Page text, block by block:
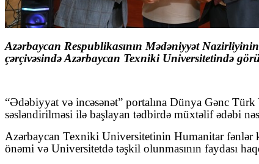
Azərbaycan Respublikasının Mədəniyyət
çərçivəsində Azərbaycan Texniki Universitetində
“Ədəbiyyat və incəsənət” portalına Dünya Gənc
səsləndirilməsi ilə başlayan tədbirdə müxtəlif ədəbi
Azərbaycan Texniki Universitetinin Humanitar fənlər
önəmi və Universitetdə təşkil olunmasının faydası